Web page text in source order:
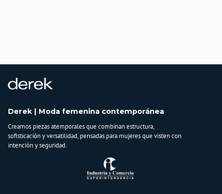
Derek | Moda femenina contemporánea
Creamos piezas atemporales que combinan estructura,
sofisticación y versatilidad, pensadas para mujeres que visten con
intención y seguridad.